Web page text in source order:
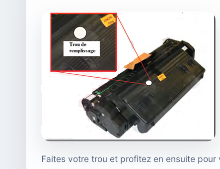
Faites votre trou et profitez en ensuite